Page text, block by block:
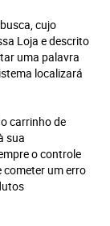
cujo
Loja e descrito
uma palavra
localizará
carrinho de
sua
o controle
cometer um erro